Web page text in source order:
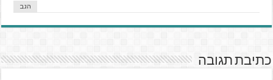
הגב
כתיבת תגובה